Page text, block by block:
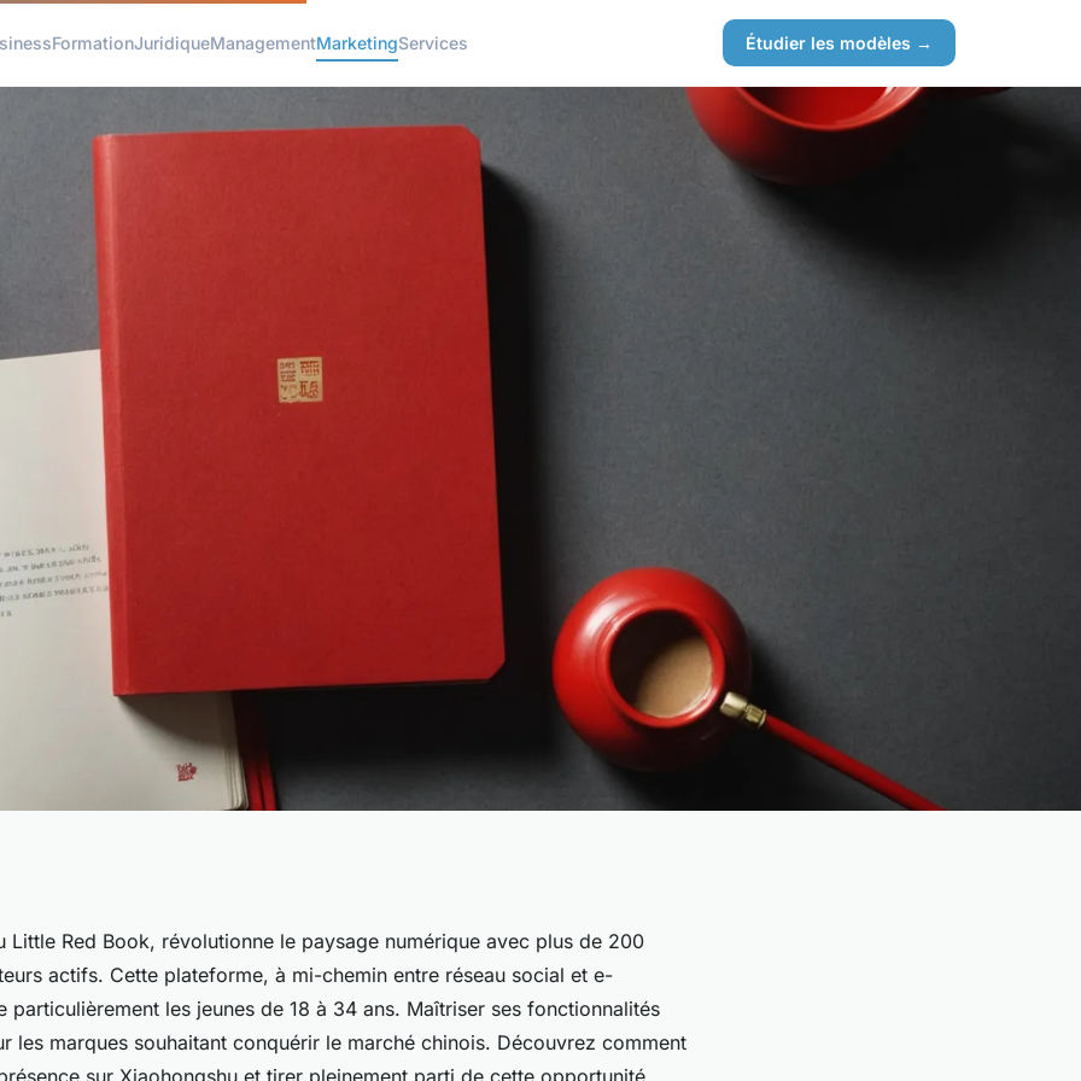
FormationJuridiqueManagementMarketingServices Étudier les modèles →
complet pour
Little Red Book, révolutionne le paysage numérique avec plus de 200
actifs. Cette plateforme, à mi-chemin entre réseau social et e-
particulièrement les jeunes de 18 à 34 ans. Maîtriser ses fonctionnalités
les marques souhaitant conquérir le marché chinois. Découvrez comment
sur Xiaohongshu et tirer pleinement parti de cette opportunité